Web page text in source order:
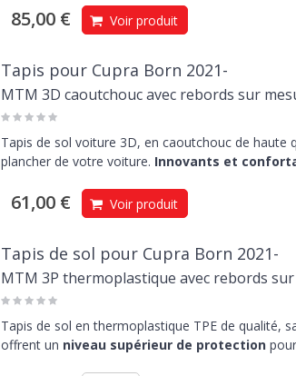
85,00 € Voir produit
Tapis pour Cupra Born 2021-
MTM 3D caoutchouc avec rebords sur
Tapis de sol voiture 3D, en caoutchouc de
plancher de votre voiture. Innovants et
61,00 € Voir produit
Tapis de sol pour Cupra Born 2021-
MTM 3P thermoplastique avec rebords
Tapis de sol en thermoplastique TPE de qualité,
offrent un niveau supérieur de protectionpour